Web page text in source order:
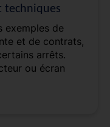
techniques
exemples de
et de contrats,
arrêts.
ou écran